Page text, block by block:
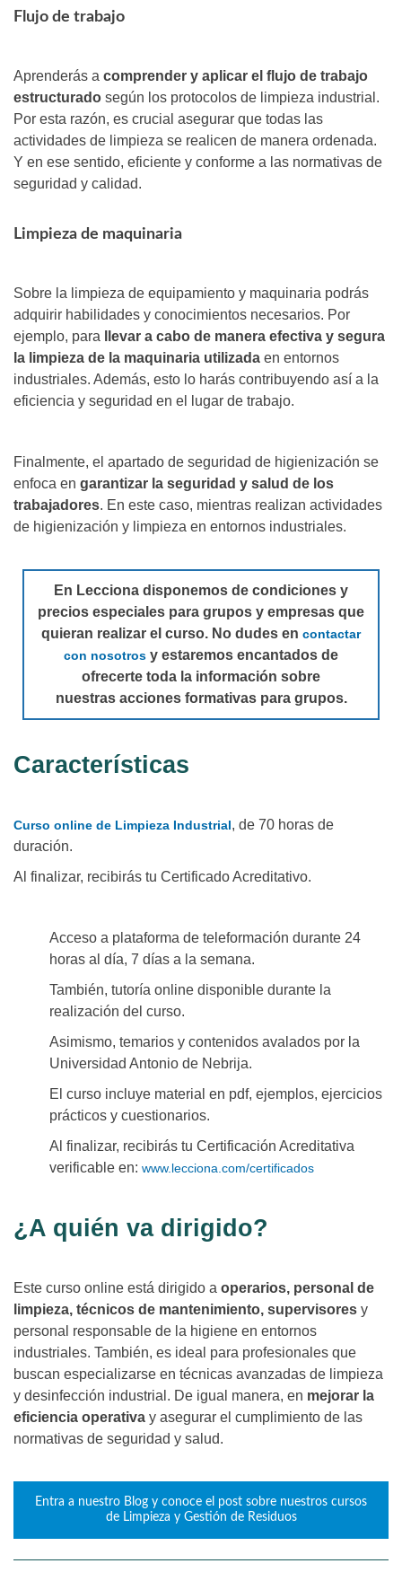
Flujo de trabajo
Aprenderás a comprender y aplicar el flujo de trabajo
estructurado según los protocolos de limpieza industrial.
Por esta razón, es crucial asegurar que todas las
actividades de limpieza se realicen de manera ordenada.
Y en ese sentido, eficiente y conforme a las normativas de
seguridad y calidad.
Limpieza de maquinaria
Sobre la limpieza de equipamiento y maquinaria podrás
adquirir habilidades y conocimientos necesarios. Por
ejemplo, para llevar a cabo de manera efectiva y segura
la limpieza de la maquinaria utilizada en entornos
industriales. Además, esto lo harás contribuyendo así a la
eficiencia y seguridad en el lugar de trabajo.
Finalmente, el apartado de seguridad de higienización se
enfoca en garantizar la seguridad y salud de los
trabajadores. En este caso, mientras realizan actividades
de higienización y limpieza en entornos industriales.
En Lecciona disponemos de condiciones y
precios especiales para grupos y empresas que
quieran realizar el curso. No dudes en contactar
con nosotros y estaremos encantados de
ofrecerte toda la información sobre
nuestras acciones formativas para grupos.
Características
Curso online de Limpieza Industrial, de 70 horas de
duración.
Al finalizar, recibirás tu Certificado Acreditativo.
Acceso a plataforma de teleformación durante 24
horas al día, 7 días a la semana.
También, tutoría online disponible durante la
realización del curso.
Asimismo, temarios y contenidos avalados por la
Universidad Antonio de Nebrija.
El curso incluye material en pdf, ejemplos, ejercicios
prácticos y cuestionarios.
Al finalizar, recibirás tu Certificación Acreditativa
verificable en: www.lecciona.com/certificados
¿A quién va dirigido?
Este curso online está dirigido a operarios, personal de
limpieza, técnicos de mantenimiento, supervisores y
personal responsable de la higiene en entornos
industriales. También, es ideal para profesionales que
buscan especializarse en técnicas avanzadas de limpieza
y desinfección industrial. De igual manera, en mejorar la
eficiencia operativa y asegurar el cumplimiento de las
normativas de seguridad y salud.
Entra a nuestro Blog y conoce el post sobre nuestros cursos
de Limpieza y Gestión de Residuos